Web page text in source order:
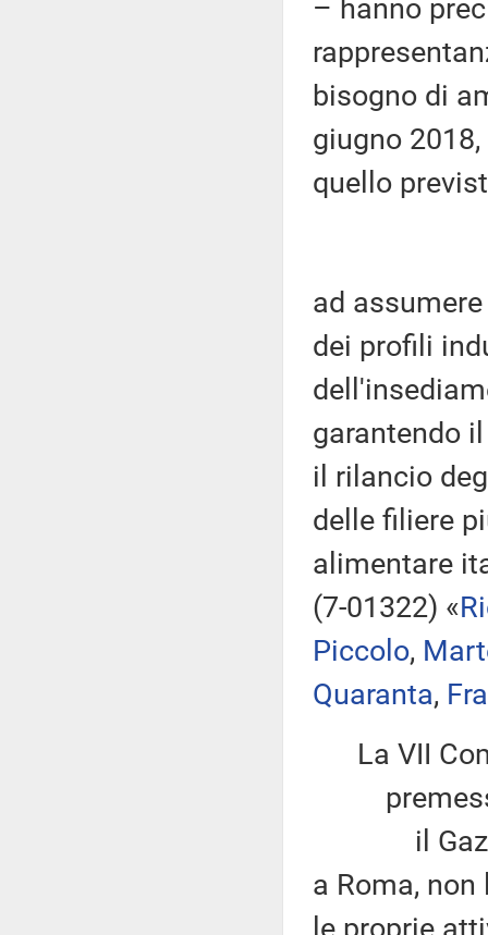
– hanno
bisogno di
giugno
quello
ad
dei profili
garantendo
il rilancio
delle filiere
alimentare
(7-01322) «
Piccolo,
Quaranta,
La VII
il
a Roma,